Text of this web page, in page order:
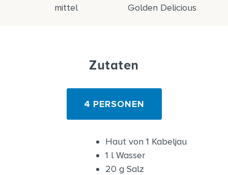
mittel Golden Delicious
Zutaten
4 PERSONEN
Haut von 1 Kabeljau
1 l Wasser
20 g Salz